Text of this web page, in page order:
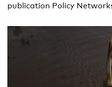
publication Policy